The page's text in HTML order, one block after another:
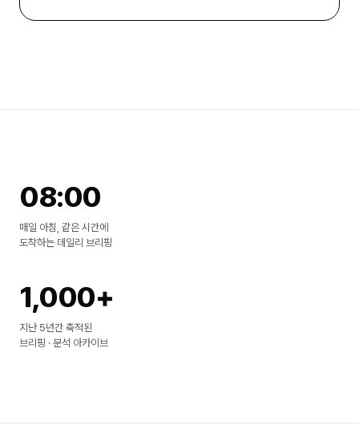
08:00
매일 아침, 같은 시간에
도착하는 데일리 브리핑
1,000+
지난 5년간 축적된
브리핑 · 분석 아카이브